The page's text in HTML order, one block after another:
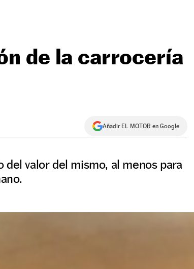
de la carrocería
Añadir EL MOTOR en Google
valor del mismo, al menos para